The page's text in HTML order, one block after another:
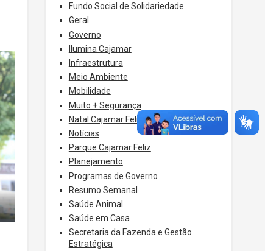
Fundo Social de Solidariedade
Geral
Governo
Ilumina Cajamar
Infraestrutura
Meio Ambiente
Mobilidade
Muito + Segurança
Natal Cajamar Feliz
Notícias
Parque Cajamar Feliz
Planejamento
Programas de Governo
Resumo Semanal
Saúde Animal
Saúde em Casa
Secretaria da Fazenda e Gestão
Estratégica